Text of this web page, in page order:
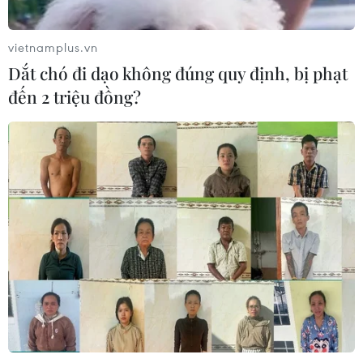
Xem thêm
CƠ QUAN CHỦ QUẢN: THÔNG TẤN XÃ VIỆT NAM
Tổng Biên tập: TRẦN TIẾN DUẨN
Phó Tổng Biên tập: NGUYỄN THỊ TÁM, KHÚC THANH
THỦY
Sở hữu trí tuệ
Quy định sử dụng
RSS
Hỗ trợ
Ngôn ngữ
TTXVN
vietnamplus.vn
Dắt chó đi dạo không đúng quy định, bị phạt
đến 2 triệu đồng?